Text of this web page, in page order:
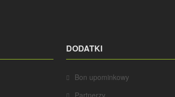
DODATKI
Bon upominkowy
Partnerzy